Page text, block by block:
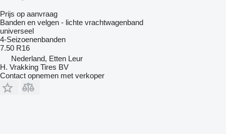
Prijs op aanvraag
Banden en velgen - lichte vrachtwagenband
universeel
4-Seizoenenbanden
7.50 R16
Nederland, Etten Leur
H. Vrakking Tires BV
Contact opnemen met verkoper